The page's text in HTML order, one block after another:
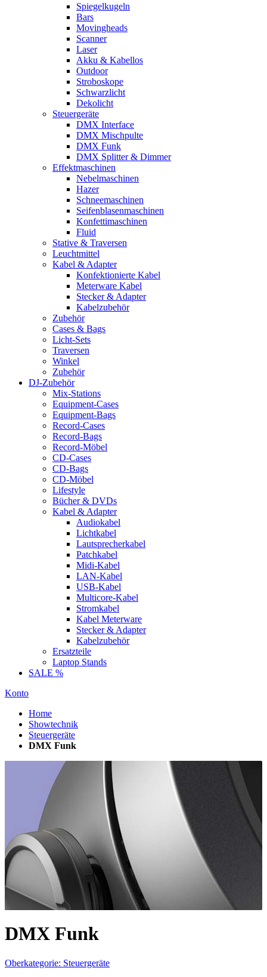
Spiegelkugeln
Bars
Movingheads
Scanner
Laser
Akku & Kabellos
Outdoor
Stroboskope
Schwarzlicht
Dekolicht
Steuergeräte
DMX Interface
DMX Mischpulte
DMX Funk
DMX Splitter & Dimmer
Effektmaschinen
Nebelmaschinen
Hazer
Schneemaschinen
Seifenblasenmaschinen
Konfettimaschinen
Fluid
Stative & Traversen
Leuchtmittel
Kabel & Adapter
Konfektionierte Kabel
Meterware Kabel
Stecker & Adapter
Kabelzubehör
Zubehör
Cases & Bags
Licht-Sets
Traversen
Winkel
Zubehör
DJ-Zubehör
Mix-Stations
Equipment-Cases
Equipment-Bags
Record-Cases
Record-Bags
Record-Möbel
CD-Cases
CD-Bags
CD-Möbel
Lifestyle
Bücher & DVDs
Kabel & Adapter
Audiokabel
Lichtkabel
Lautsprecherkabel
Patchkabel
Midi-Kabel
LAN-Kabel
USB-Kabel
Multicore-Kabel
Stromkabel
Kabel Meterware
Stecker & Adapter
Kabelzubehör
Ersatzteile
Laptop Stands
SALE %
Konto
Home
Showtechnik
Steuergeräte
DMX Funk
DMX Funk
Oberkategorie: Steuergeräte